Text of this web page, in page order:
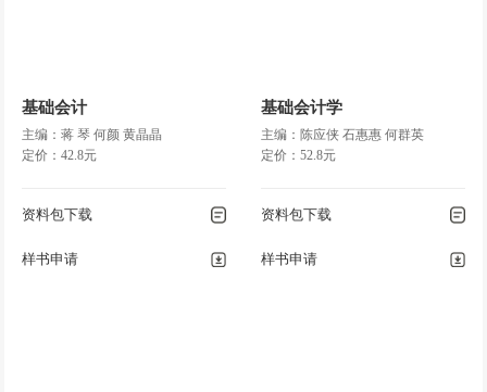
基础会计
主编：蒋 琴 何颜 黄晶晶
定价：42.8元
资料包下载
样书申请
基础会计学
主编：陈应侠 石惠惠 何群英
定价：52.8元
资料包下载
样书申请